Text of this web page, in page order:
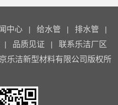
中心 | 给水管 | 排水管 |
| 品质见证 | 联系乐洁厂区
乐洁新型材料有限公司版权所